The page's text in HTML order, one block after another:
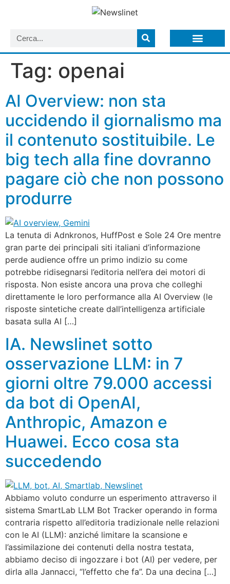
Tag: openai
AI Overview: non sta
uccidendo il giornalismo ma
il contenuto sostituibile. Le
big tech alla fine dovranno
pagare ciò che non possono
produrre
La tenuta di Adnkronos, HuffPost e Sole 24 Ore mentre
gran parte dei principali siti italiani d’informazione
perde audience offre un primo indizio su come
potrebbe ridisegnarsi l’editoria nell’era dei motori di
risposta. Non esiste ancora una prova che colleghi
direttamente le loro performance alla AI Overview (le
risposte sintetiche create dall’intelligenza artificiale
basata sulla AI […]
IA. Newslinet sotto
osservazione LLM: in 7
giorni oltre 79.000 accessi
da bot di OpenAI,
Anthropic, Amazon e
Huawei. Ecco cosa sta
succedendo
Abbiamo voluto condurre un esperimento attraverso il
sistema SmartLab LLM Bot Tracker operando in forma
contraria rispetto all’editoria tradizionale nelle relazioni
con le AI (LLM): anziché limitare la scansione e
l’assimilazione dei contenuti della nostra testata,
abbiamo deciso di ingozzare i bot (AI) per vedere, per
dirla alla Jannacci, “l’effetto che fa”. Da una decina […]